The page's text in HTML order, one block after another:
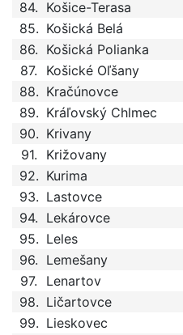
84. Košice-Terasa
85. Košická Belá
86. Košická Polianka
87.
Košické Oľšany
88. Kračúnovce
89. Kráľovský Chlmec
90. Krivany
91.
Križovany
92. Kurima
93. Lastovce
94. Lekárovce
95. Leles
96. Lemešany
97.
Lenartov
98. Ličartovce
99. Lieskovec